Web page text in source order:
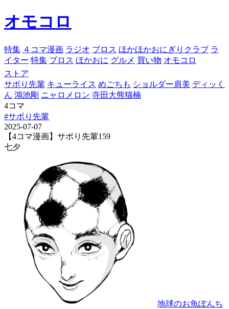
オモコロ
特集 ４コマ漫画 ラジオ ブロス ほかほかおにぎりクラブ ラ
イター 特集 ブロス ほかおに グルメ 買い物 オモコロ
ストア
サボり先輩 キューライス めごちも ショルダー肩美 ディッく
ん 鴻池剛 ニャロメロン 寺田大熊猫楠
4コマ
#サボり先輩
2025-07-07
【4コマ漫画】サボり先輩159
七夕
地球のお魚ぽんち